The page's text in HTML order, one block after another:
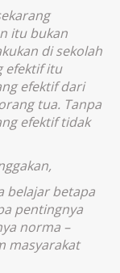
itu bukan
di sekolah
efektif itu
efektif dari
tua. Tanpa
efektif tidak
belajar betapa
pentingnya
norma –
masyarakat